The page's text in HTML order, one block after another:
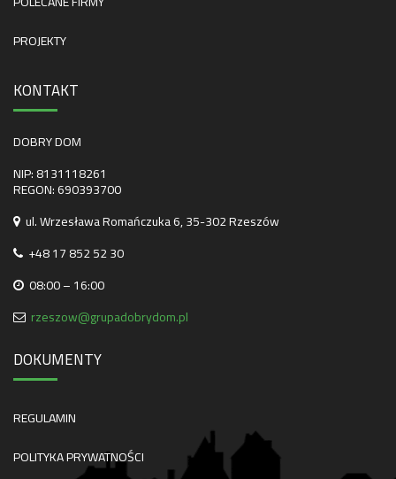
PROJEKTY
KONTAKT
DOBRY DOM
NIP: 8131118261
REGON: 690393700
ul. Wrzesława Romańczuka 6, 35-302 Rzeszów
+48 17 852 52 30
08:00 – 16:00
rzeszow@grupadobrydom.pl
DOKUMENTY
REGULAMIN
POLITYKA PRYWATNOŚCI